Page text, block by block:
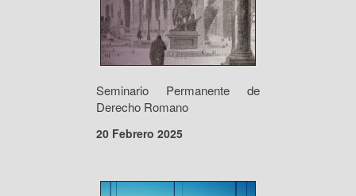
Seminario Permanente de
Derecho Romano
20 Febrero 2025